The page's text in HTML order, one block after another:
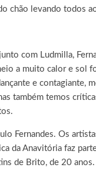
chão levando todos
com Ludmilla,
a muito calor e sol
e contagiante,
também temos
Fernandes. Os
da Anavitória faz
de Brito, de 20